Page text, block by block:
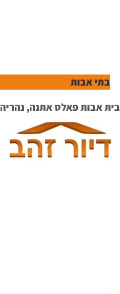
בתי אבות
בית אבות פאלס אתנה, נהריה